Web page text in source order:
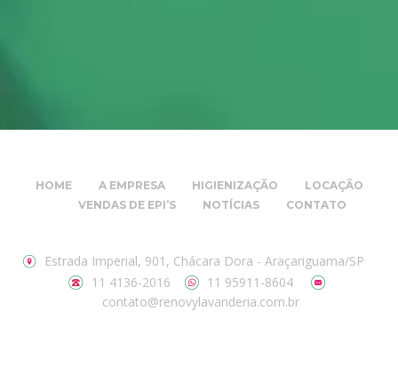
HOME A EMPRESA HIGIENIZAÇÃO
LOCAÇÃO
VENDAS DE EPI’S
NOTÍCIAS CONTATO
Estrada Imperial, 901, Chácara Dora - Araçariguama/SP
11 4136-2016
11 95911-8604
contato@renovylavanderia.com.br